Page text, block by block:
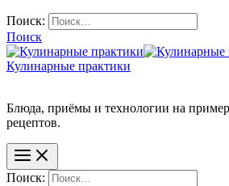
Поиск:
Поиск
Кулинарные практики
Блюда, приёмы и технологии на
Поиск: